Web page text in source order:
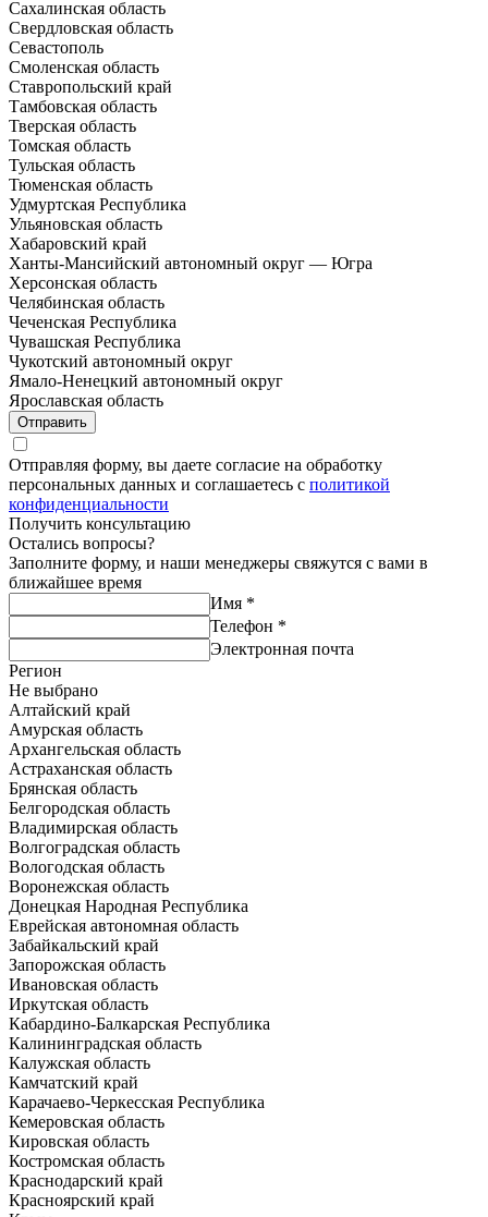
Сахалинская область
Свердловская область
Севастополь
Смоленская область
Ставропольский край
Тамбовская область
Тверская область
Томская область
Тульская область
Тюменская область
Удмуртская Республика
Ульяновская область
Хабаровский край
Ханты-Мансийский автономный округ — Югра
Херсонская область
Челябинская область
Чеченская Республика
Чувашская Республика
Чукотский автономный округ
Ямало-Ненецкий автономный округ
Ярославская область
Отправить
Отправляя форму, вы даете согласие на обработку
персональных данных и соглашаетесь с политикой
конфиденциальности
Получить консультацию
Остались вопросы?
Заполните форму, и наши менеджеры свяжутся с вами в
ближайшее время
Имя *
Телефон *
Электронная почта
Регион
Не выбрано
Алтайский край
Амурская область
Архангельская область
Астраханская область
Брянская область
Белгородская область
Владимирская область
Волгоградская область
Вологодская область
Воронежская область
Донецкая Народная Республика
Еврейская автономная область
Забайкальский край
Запорожская область
Ивановская область
Иркутская область
Кабардино-Балкарская Республика
Калининградская область
Калужская область
Камчатский край
Карачаево-Черкесская Республика
Кемеровская область
Кировская область
Костромская область
Краснодарский край
Красноярский край